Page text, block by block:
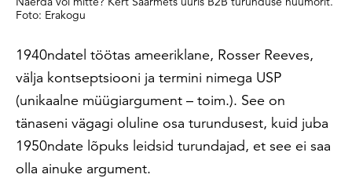
Foto: Erakogu
1940ndatel töötas ameeriklane, Rosser Reeves,
välja kontseptsiooni ja termini nimega USP
(unikaalne müügiargument – toim.). See on
tänaseni vägagi oluline osa turundusest, kuid juba
1950ndate lõpuks leidsid turundajad, et see ei saa
olla ainuke argument.